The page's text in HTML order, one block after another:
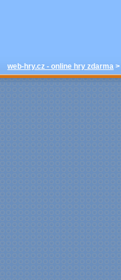
web-hry.cz - online hry zdarma >